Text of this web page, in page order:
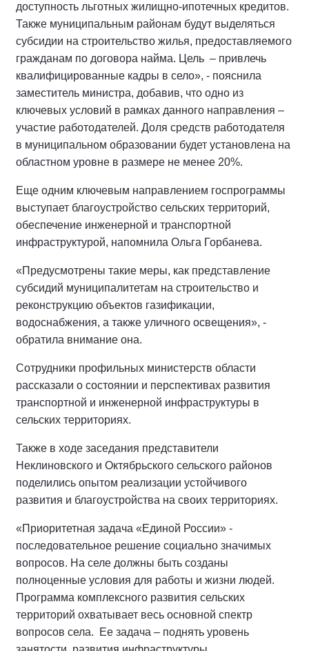
доступность льготных жилищно-ипотечных кредитов.
Также муниципальным районам будут выделяться
субсидии на строительство жилья, предоставляемого
гражданам по договора найма. Цель – привлечь
квалифицированные кадры в село», - пояснила
заместитель министра, добавив, что одно из
ключевых условий в рамках данного направления –
участие работодателей. Доля средств работодателя
в муниципальном образовании будет установлена на
областном уровне в размере не менее 20%.
Еще одним ключевым направлением госпрограммы
выступает благоустройство сельских территорий,
обеспечение инженерной и транспортной
инфраструктурой, напомнила Ольга Горбанева.
«Предусмотрены такие меры, как представление
субсидий муниципалитетам на строительство и
реконструкцию объектов газификации,
водоснабжения, а также уличного освещения», -
обратила внимание она.
Сотрудники профильных министерств области
рассказали о состоянии и перспективах развития
транспортной и инженерной инфраструктуры в
сельских территориях.
Также в ходе заседания представители
Неклиновского и Октябрьского сельского районов
поделились опытом реализации устойчивого
развития и благоустройства на своих территориях.
«Приоритетная задача «Единой России» -
последовательное решение социально значимых
вопросов. На селе должны быть созданы
полноценные условия для работы и жизни людей.
Программа комплексного развития сельских
территорий охватывает весь основной спектр
вопросов села. Ее задача – поднять уровень